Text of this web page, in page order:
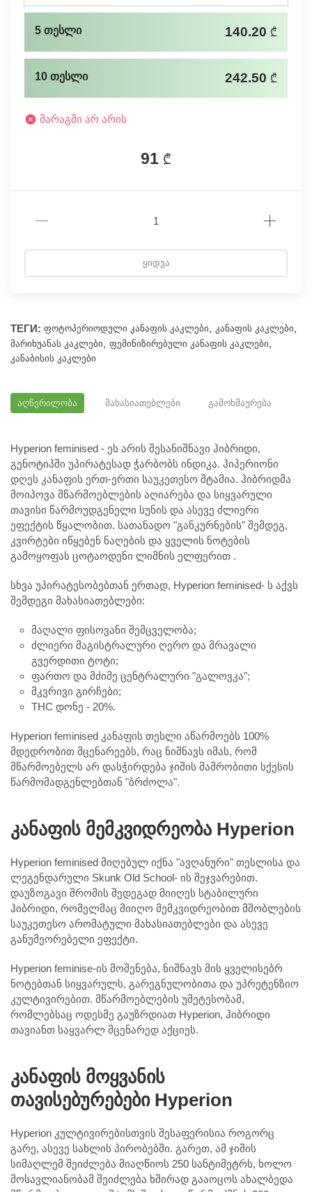
5 თესლი 140.20 ₾
10 თესლი 242.50 ₾
მარაგში არ არის
91 ₾
ᲧᲘᲓᲕᲐ
ТЕГИ: ᲤᲝᲢᲝᲞᲔᲠᲘᲝᲓᲣᲚᲘ ᲙᲐᲜᲐᲤᲘᲡ ᲙᲐᲙᲚᲔᲑᲘ, ᲙᲐᲜᲐᲤᲘᲡ ᲙᲐᲙᲚᲔᲑᲘ,
ᲛᲐᲠᲘᲮᲣᲐᲜᲐᲡ ᲙᲐᲙᲚᲔᲑᲘ, ᲤᲔᲛᲘᲜᲘᲖᲘᲠᲔᲑᲣᲚᲘ ᲙᲐᲜᲐᲤᲘᲡ ᲙᲐᲙᲚᲔᲑᲘ,
ᲙᲐᲜᲐᲑᲘᲡᲘᲡ ᲙᲐᲙᲚᲔᲑᲘ
ᲐᲦᲬᲔᲠᲘᲚᲝᲑᲐ ᲛᲐᲮᲐᲡᲘᲐᲗᲔᲑᲚᲔᲑᲘ ᲒᲐᲛᲝᲮᲛᲐᲣᲠᲔᲑᲐ
Hyperion feminised - ეს არის შესანიშნავი ჰიბრიდი,
გენოტიპში უპირატესად ჭარბობს ინდიკა. ჰიპერიონი
დღეს კანაფის ერთ-ერთი საუკეთესო შტამია. ჰიბრიდმა
მოიპოვა მწარმოებლების აღიარება და სიყვარული
თავისი წარმოუდგენელი სუნის და ასევე ძლიერი
ეფექტის წყალობით. სათანადო "განკურნების" შემდეგ,
კვირტები იწყებენ ნაღების და ყველის ნოტების
გამოყოფას ცოტაოდენი ლიმნის ელფერით .
სხვა უპირატესობებთან ერთად, Hyperion feminised- ს აქვს
შემდეგი მახასიათებლები:
მაღალი ფისოვანი შემცველობა;
ძლიერი მაგისტრალური ღერო და მრავალი
გვერდითი ტოტი;
ფართო და მძიმე ცენტრალური "გალოვკა";
მკვრივი გირჩები;
THC დონე - 20%.
Hyperion feminised კანაფის თესლი აწარმოებს 100%
მდედრობით მცენარეებს, რაც ნიშნავს იმას, რომ
მწარმოებელს არ დასჭირდება ჯიშის მამრობითი სქესის
წარმომადგენლებთან "ბრძოლა".
კანაფის მემკვიდრეობა Hyperion
Hyperion feminised მიღებულ იქნა "ავღანური" თესლისა და
ლეგენდარული Skunk Old School- ის შეჯვარებით.
დაუზოგავი შრომის შედეგად მიიღეს სტაბილური
ჰიბრიდი, რომელმაც მიიღო მემკვიდრეობით მშობლების
საუკეთესო არომატული მახასიათებლები და ასევე
განუმეორებელი ეფექტი.
Hyperion feminise-ის მოშენება, ნიშნავს მის ყველისებრ
ნოტებთან სიყვარულს, გარეგნულობითა და უპრეტენზიო
კულტივირებით. მწარმოებლების უმეტესობამ,
რომლებსაც ოდესმე გაუზრდიათ Hyperion, ჰიბრიდი
თავიანთ საყვარლ მცენარედ აქციეს.
კანაფის მოყვანის
თავისებურებები Hyperion
Hyperion კულტივირებისთვის შესაფერისია როგორც
გარე, ასევე სახლის პირობებში. გარეთ, ამ ჯიშის
სიმაღლემ შეიძლება მიაღწიოს 250 სანტიმეტრს, ხოლო
მოსავლიანობამ შეიძლება ხშირად გააოცოს ახალბედა